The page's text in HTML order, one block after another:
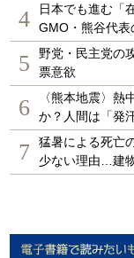
4
日本でも進む「
GMO・熊谷代表
5
野党・民主党の
票意欲
6
〈熊本地震〉熱
か？人間は「発
7
猛暑による死亡
少ない理由…建